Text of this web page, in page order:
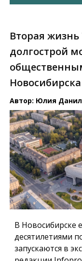
Вторая
долгострой
Новосибирска
Автор: Юлия
В Новосибирске
десятилетиями
запускаются в